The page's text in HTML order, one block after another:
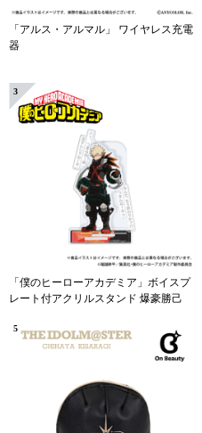
「アルス・アルマル」 ワイヤレス充電
器
3
「僕のヒーローアカデミア」ボイスプ
レート付アクリルスタンド 爆豪勝己
5